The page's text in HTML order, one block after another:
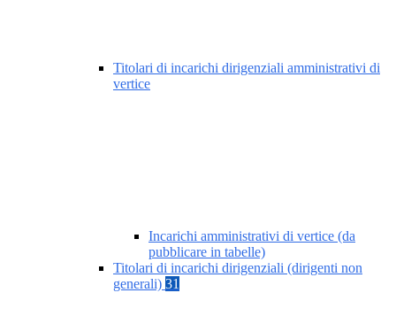
Titolari di incarichi dirigenziali amministrativi di
vertice
Incarichi amministrativi di vertice (da
pubblicare in tabelle)
Titolari di incarichi dirigenziali (dirigenti non
generali) 31